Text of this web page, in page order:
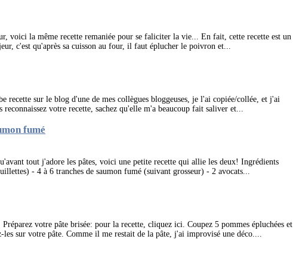
voici la même recette remaniée pour se faliciter la vie... En fait, cette recette est un
c'est qu'après sa cuisson au four, il faut éplucher le poivron et...
recette sur le blog d'une de mes collègues bloggeuses, je l'ai copiée/collée, et j'ai
votre recette, sachez qu'elle m'a beaucoup fait saliver et...
fumé
tout j'adore les pâtes, voici une petite recette qui allie les deux! Ingrédients
- 4 à 6 tranches de saumon fumé (suivant grosseur) - 2 avocats...
votre pâte brisée: pour la recette, cliquez ici. Coupez 5 pommes épluchées et
les sur votre pâte. Comme il me restait de la pâte, j'ai improvisé une déco....